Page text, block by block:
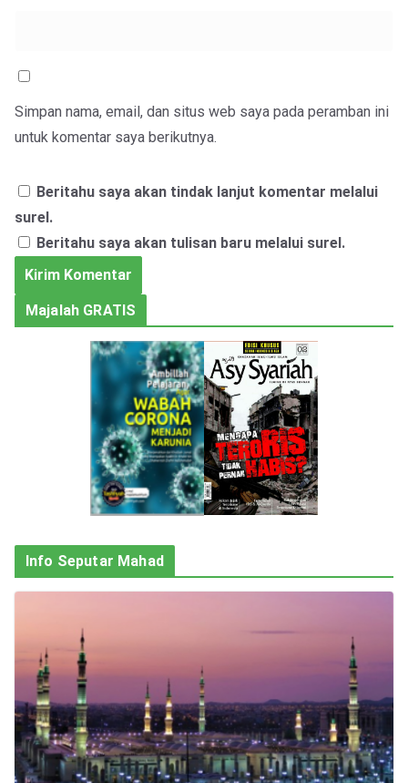
Simpan nama, email, dan situs web saya pada peramban ini
untuk komentar saya berikutnya.
Beritahu saya akan tindak lanjut komentar melalui
surel.
Beritahu saya akan tulisan baru melalui surel.
Majalah GRATIS
Info Seputar Mahad